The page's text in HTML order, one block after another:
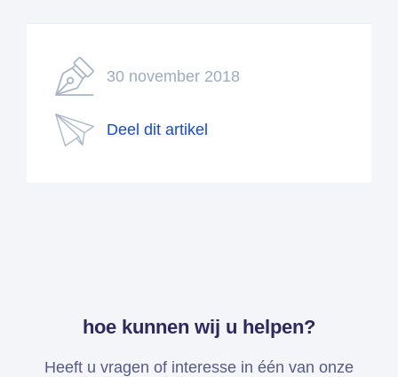
30 november 2018
Deel dit artikel
hoe kunnen wij u helpen?
Heeft u vragen of interesse in één van onze